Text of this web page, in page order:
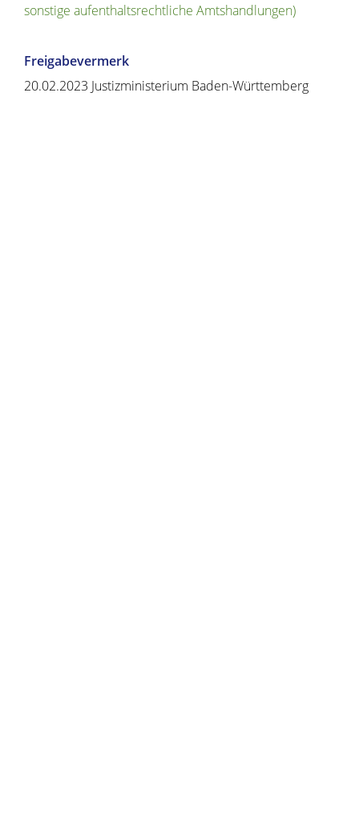
sonstige aufenthaltsrechtliche Amtshandlungen)
Freigabevermerk
20.02.2023 Justizministerium Baden-Württemberg